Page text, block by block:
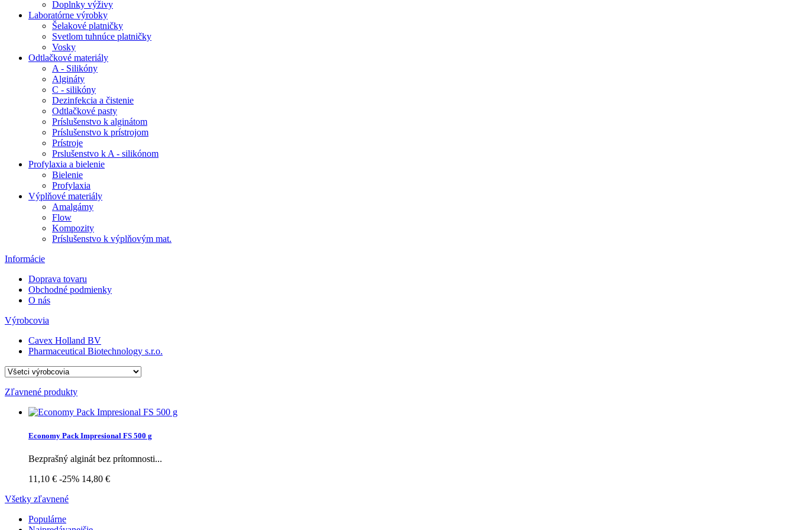
Doplnky výživy
Laboratórne výrobky
Šelakové platničky
Svetlom tuhnúce platničky
Vosky
Odtlačkové materiály
A - Silikóny
Algináty
C - silikóny
Dezinfekcia a čistenie
Odtlačkové pasty
Príslušenstvo k alginátom
Príslušenstvo k prístrojom
Prístroje
Prslušenstvo k A - silikónom
Profylaxia a bielenie
Bielenie
Profylaxia
Výplňové materiály
Amalgámy
Flow
Kompozity
Príslušenstvo k výplňovým mat.
Informácie
Doprava tovaru
Obchodné podmienky
O nás
Výrobcovia
Cavex Holland BV
Pharmaceutical Biotechnology s.r.o.
Zľavnené produkty
Economy Pack Impresional FS 500 g
Bezprašný alginát bez prítomnosti...
11,10 € -25% 14,80 €
Všetky zľavnené
Populárne